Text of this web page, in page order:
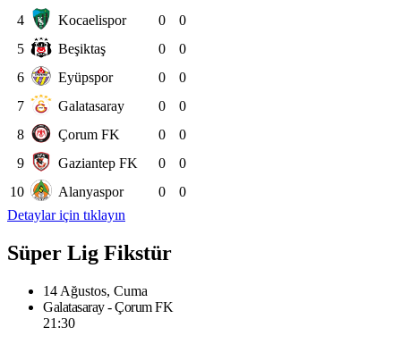
4
Kocaelispor 0
0
5
Beşiktaş 0
0
6
Eyüpspor 0
0
7
Galatasaray 0
0
8
Çorum FK 0
0
9
Gaziantep FK 0
0
10
Alanyaspor 0
0
Detaylar için tıklayın
Süper Lig Fikstür
14 Ağustos, Cuma
Galatasaray - Çorum FK
21:30